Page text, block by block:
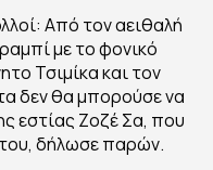
Από τον αειθαλή
με το φονικό
Τσιμίκα και τον
δεν θα μπορούσε να
εστίας Ζοζέ Σα, που
δήλωσε παρών.